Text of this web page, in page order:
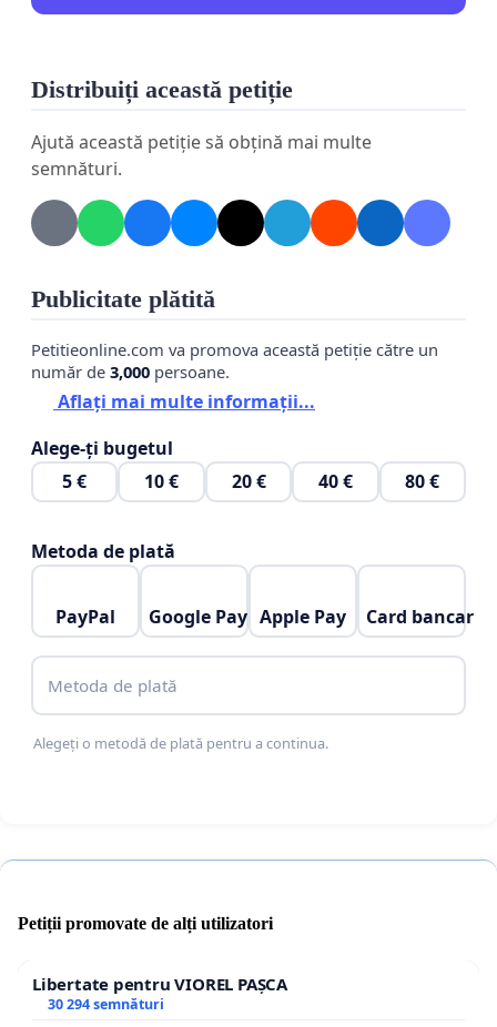
Pentru acest motiv, va rog, pe fiecare dintre
dumneavoastră să semnati, iar apoi să anunțați și
Dupa acest demers, petiția va fi trimisă autorităților
competente.
Distribuiți această petiție
Ajută această petiție să obțină mai multe
semnături.
Publicitate plătită
Petitieonline.com va promova această petiție către un
număr de 3,000 persoane.
Aflați mai multe informații...
Alege-ți bugetul
5 €
10 € 20 € 40 € 80 €
Metoda de plată
PayPal Google Pay Apple Pay Card bancar
Metoda de plată
Alegeți o metodă de plată pentru a continua.
Petiții promovate de alți utilizatori
Libertate pentru VIOREL PAȘCA
30 294 semnături